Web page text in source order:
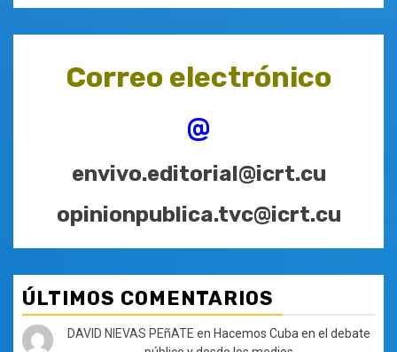
Correo electrónico
@
envivo.editorial@icrt.cu
opinionpublica.tvc@icrt.cu
ÚLTIMOS COMENTARIOS
DAVID NIEVAS PEñATE en Hacemos Cuba en el debate